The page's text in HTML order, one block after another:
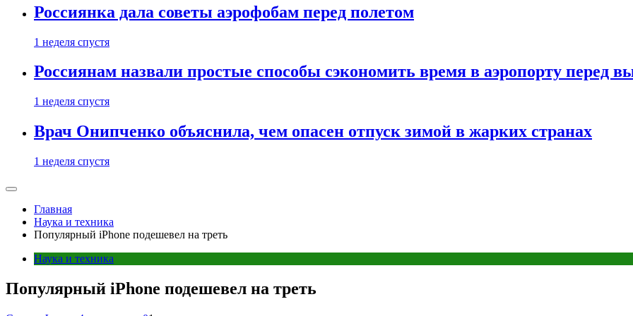
Россиянка дала советы аэрофобам перед полетом
1 неделя спустя
Россиянам назвали простые способы сэкономить время в аэропорту перед
1 неделя спустя
Врач Онипченко объяснила, чем опасен отпуск зимой в жарких странах
1 неделя спустя
Главная
Наука и техника
Популярный iPhone подешевел на треть
Наука и техника
Популярный iPhone подешевел на треть